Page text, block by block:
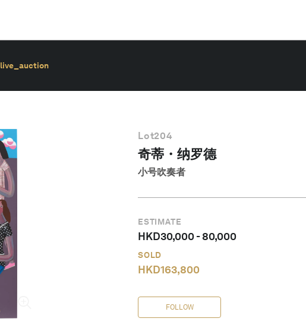
live_auction
Lot204
奇蒂・纳罗德
小号吹奏者
ESTIMATE
HKD30,000-80,000
SOLD
HKD163,800
FOLLOW